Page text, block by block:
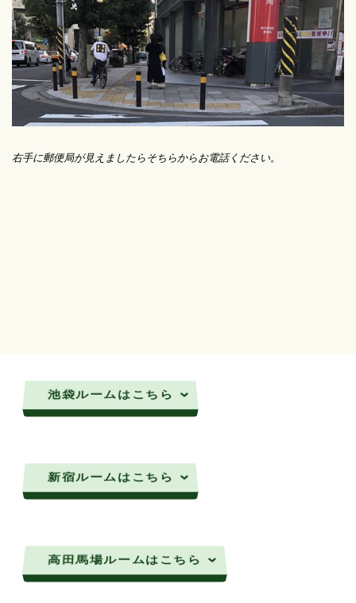
右手に郵便局が見えましたらそちらからお電話ください。
池袋ルームはこちら
新宿ルームはこちら
高田馬場ルームはこちら